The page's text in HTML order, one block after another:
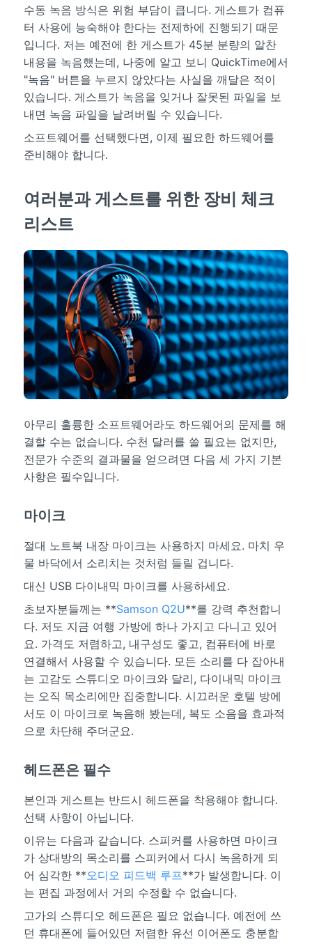
수동 녹음 방식은 위험 부담이 큽니다. 게스트가 컴퓨
터 사용에 능숙해야 한다는 전제하에 진행되기 때문
입니다. 저는 예전에 한 게스트가 45분 분량의 알찬
내용을 녹음했는데, 나중에 알고 보니 QuickTime에서
"녹음" 버튼을 누르지 않았다는 사실을 깨달은 적이
있습니다. 게스트가 녹음을 잊거나 잘못된 파일을 보
내면 녹음 파일을 날려버릴 수 있습니다.
소프트웨어를 선택했다면, 이제 필요한 하드웨어를
준비해야 합니다.
여러분과 게스트를 위한 장비 체크
리스트
아무리 훌륭한 소프트웨어라도 하드웨어의 문제를 해
결할 수는 없습니다. 수천 달러를 쓸 필요는 없지만,
전문가 수준의 결과물을 얻으려면 다음 세 가지 기본
사항은 필수입니다.
마이크
절대 노트북 내장 마이크는 사용하지 마세요. 마치 우
물 바닥에서 소리치는 것처럼 들릴 겁니다.
대신 USB 다이내믹 마이크를 사용하세요.
초보자분들께는 **Samson Q2U**를 강력 추천합니
다. 저도 지금 여행 가방에 하나 가지고 다니고 있어
요. 가격도 저렴하고, 내구성도 좋고, 컴퓨터에 바로
연결해서 사용할 수 있습니다. 모든 소리를 다 잡아내
는 고감도 스튜디오 마이크와 달리, 다이내믹 마이크
는 오직 목소리에만 집중합니다. 시끄러운 호텔 방에
서도 이 마이크로 녹음해 봤는데, 복도 소음을 효과적
으로 차단해 주더군요.
헤드폰은 필수
본인과 게스트는 반드시 헤드폰을 착용해야 합니다.
선택 사항이 아닙니다.
이유는 다음과 같습니다. 스피커를 사용하면 마이크
가 상대방의 목소리를 스피커에서 다시 녹음하게 되
어 심각한 **오디오 피드백 루프**가 발생합니다. 이
는 편집 과정에서 거의 수정할 수 없습니다.
고가의 스튜디오 헤드폰은 필요 없습니다. 예전에 쓰
던 휴대폰에 들어있던 저렴한 유선 이어폰도 충분합